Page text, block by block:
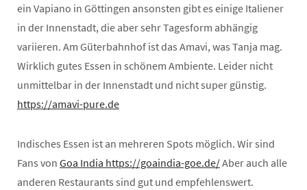
ein Vapiano in Göttingen ansonsten gibt es einige Italiener
in der Innenstadt, die aber sehr Tagesform abhängig
variieren. Am Güterbahnhof ist das Amavi, was Tanja mag.
Wirklich gutes Essen in schönem Ambiente. Leider nicht
unmittelbar in der Innenstadt und nicht super günstig.
https://amavi-pure.de
Indisches Essen ist an mehreren Spots möglich. Wir sind
Fans von Goa India https://goaindia-goe.de/Aber auch alle
anderen Restaurants sind gut und empfehlenswert.